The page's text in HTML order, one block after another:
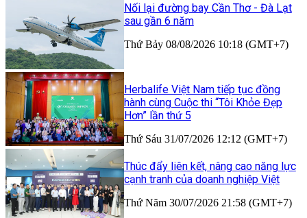
Nối lại đường bay Cần Thơ - Đà Lạt
sau gần 6 năm
Thứ Bảy 08/08/2026 10:18 (GMT+7)
Herbalife Việt Nam tiếp tục đồng
hành cùng Cuộc thi “Tôi Khỏe Đẹp
Hơn” lần thứ 5
Thứ Sáu 31/07/2026 12:12 (GMT+7)
Thúc đẩy liên kết, nâng cao năng lực
cạnh tranh của doanh nghiệp Việt
Thứ Năm 30/07/2026 21:58 (GMT+7)